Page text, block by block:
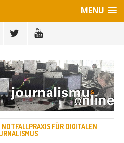
MENU
FÜR DIGITALEN